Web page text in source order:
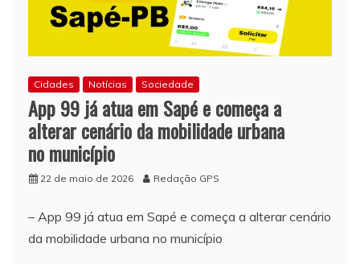
Cidades Notícias Sociedade
App 99 já atua em Sapé e começa a
alterar cenário da mobilidade urbana
no município
22 de maio de 2026 Redação GPS
– App 99 já atua em Sapé e começa a alterar cenário
da mobilidade urbana no município